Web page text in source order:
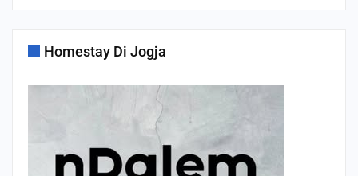
Homestay Di Jogja